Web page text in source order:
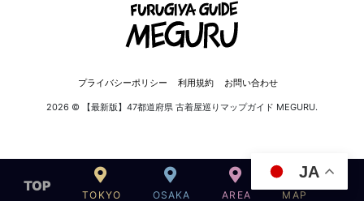
TOP
TOKYO OSAKA AREA MAP
プライバシーポリシー 利用規約 お問い合わせ
2026 © 【最新版】47都道府県 古着屋巡りマップガイド MEGURU.
JA